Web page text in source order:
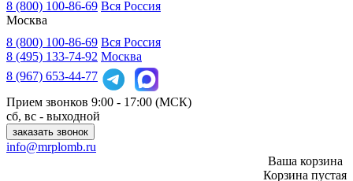
8 (800) 100-86-69 Вся Россия
Москва
8 (800) 100-86-69 Вся Россия
8 (495) 133-74-92 Москва
8 (967) 653-44-77
Прием звонков 9:00 - 17:00 (МСК)
сб, вс - выходной
заказать звонок
info@mrplomb.ru
Ваша корзина
Корзина пустая